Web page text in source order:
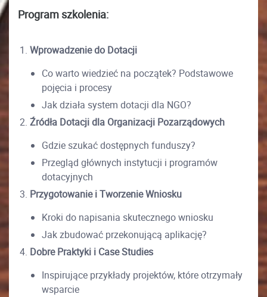
Program szkolenia:
Wprowadzenie do Dotacji
Co warto wiedzieć na początek? Podstawowe
pojęcia i procesy
Jak działa system dotacji dla NGO?
Źródła Dotacji dla Organizacji Pozarządowych
Gdzie szukać dostępnych funduszy?
Przegląd głównych instytucji i programów
dotacyjnych
Przygotowanie i Tworzenie Wniosku
Kroki do napisania skutecznego wniosku
Jak zbudować przekonującą aplikację?
Dobre Praktyki i Case Studies
Inspirujące przykłady projektów, które otrzymały
wsparcie